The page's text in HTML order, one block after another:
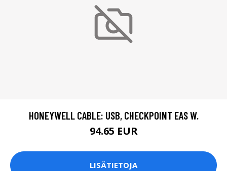
HONEYWELL CABLE: USB, CHECKPOINT EAS W.
94.65 EUR
LISÄTIETOJA